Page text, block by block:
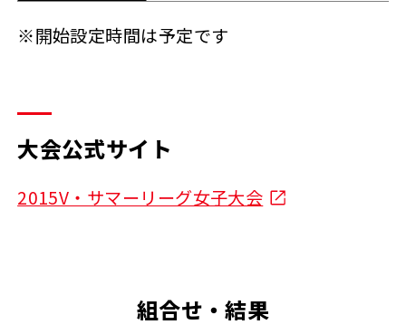
※開始設定時間は予定です
大会公式サイト
2015V・サマーリーグ女子大会
組合せ・結果